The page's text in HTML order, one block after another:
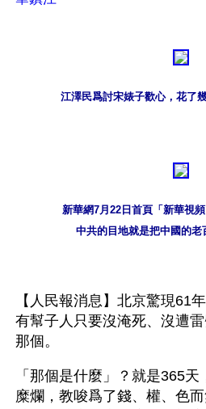
江澤民爲討宋婊子歡心，花了
新華網7月22日首頁「新華視
中共的目地就是把中國的老
【人民報消息】北京驚現61
有幫子人只要沒淹死、沒遭
那個。
「那個是什麼」？就是365天
糜爛，教唆爲了錢、權、色